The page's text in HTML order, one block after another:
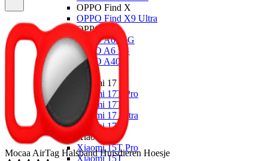
OPPO Find X
OPPO Find X9 Ultra
OPPO A
OPPO A6x 5G
OPPO A6 5G
OPPO A40
Xiaomi
Xiaomi 17
Xiaomi 17T Pro
Xiaomi 17T
Xiaomi 17 Ultra
Xiaomi 17
Xiaomi 15
Xiaomi 15T Pro
Xiaomi 15T
Mocaa AirTag Halsband Huisdieren Hoesje